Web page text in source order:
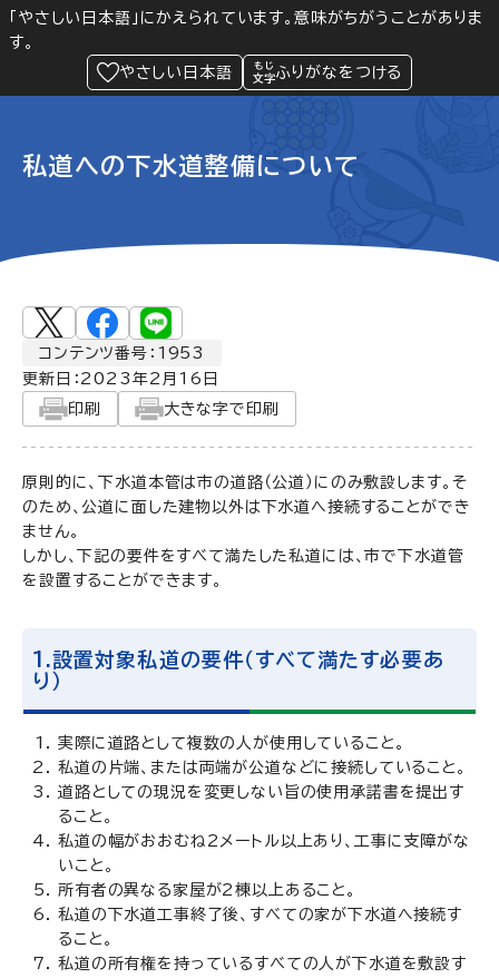
「やさしい日本語」にかえられています。意味がちがうことがありま
す。
やさしい日本語
ふりがなをつける
Language 閲覧支援
緊急情報
私道への下水道整備について
コンテンツ番号：1953
更新日： 2023年2月16日
印刷
大きな字で印刷
原則的に、下水道本管は市の道路（公道）にのみ敷設します。そ
のため、公道に面した建物以外は下水道へ接続することができ
ません。
しかし、下記の要件をすべて満たした私道には、市で下水道管
を設置することができます。
1.設置対象私道の要件（すべて満たす必要あ
り）
実際に道路として複数の人が使用していること。
私道の片端、または両端が公道などに接続していること。
道路としての現況を変更しない旨の使用承諾書を提出す
ること。
私道の幅がおおむね2メートル以上あり、工事に支障がな
いこと。
所有者の異なる家屋が2棟以上あること。
私道の下水道工事終了後、すべての家が下水道へ接続す
ること。
私道の所有権を持っているすべての人が下水道を敷設す